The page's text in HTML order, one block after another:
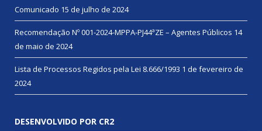
Comunicado 15 de julho de 2024
Recomendação Nº 001-2024-MPPA-PJ44ªZE – Agentes Públicos 14
de maio de 2024
Lista de Processos Regidos pela Lei 8.666/1993 1 de fevereiro de
2024
DESENVOLVIDO POR CR2